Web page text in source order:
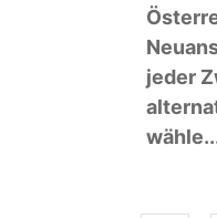
jeder